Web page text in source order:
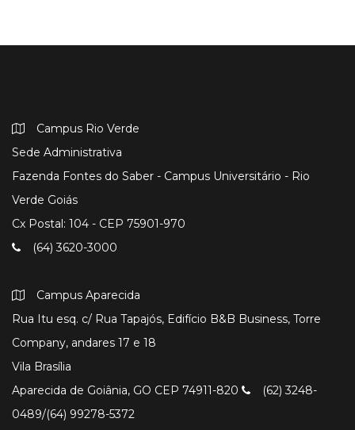
Campus Rio Verde
Sede Administrativa
Fazenda Fontes do Saber - Campus Universitário - Rio
Verde Goiás
Cx Postal: 104 - CEP 75901-970
(64) 3620-3000
Campus Aparecida
Rua Itu esq. c/ Rua Tapajós, Edifício B&B Business, Torre
Company, andares 17 e 18
Vila Brasília
Aparecida de Goiânia, GO CEP 74911-820
(62) 3248-
0489/(64) 99278-5372